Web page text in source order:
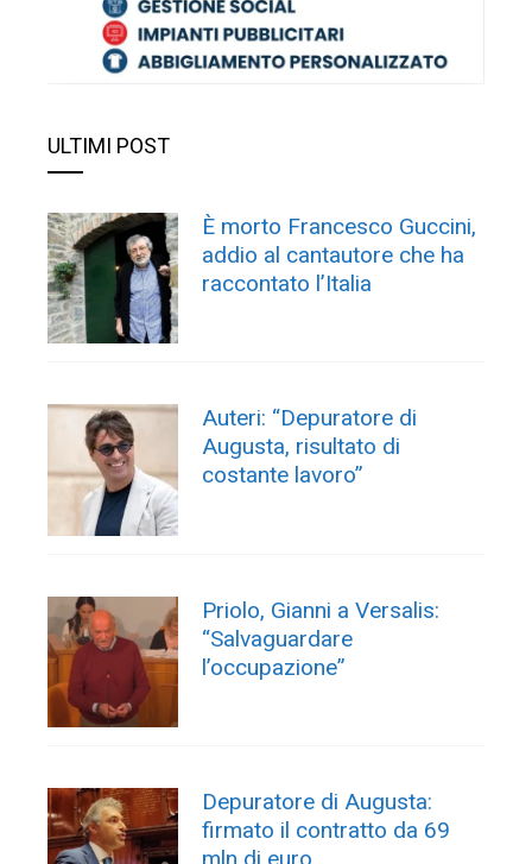
ULTIMI POST
È morto Francesco Guccini,
addio al cantautore che ha
raccontato l’Italia
Auteri: “Depuratore di
Augusta, risultato di
costante lavoro”
Priolo, Gianni a Versalis:
“Salvaguardare
l’occupazione”
Depuratore di Augusta:
firmato il contratto da 69